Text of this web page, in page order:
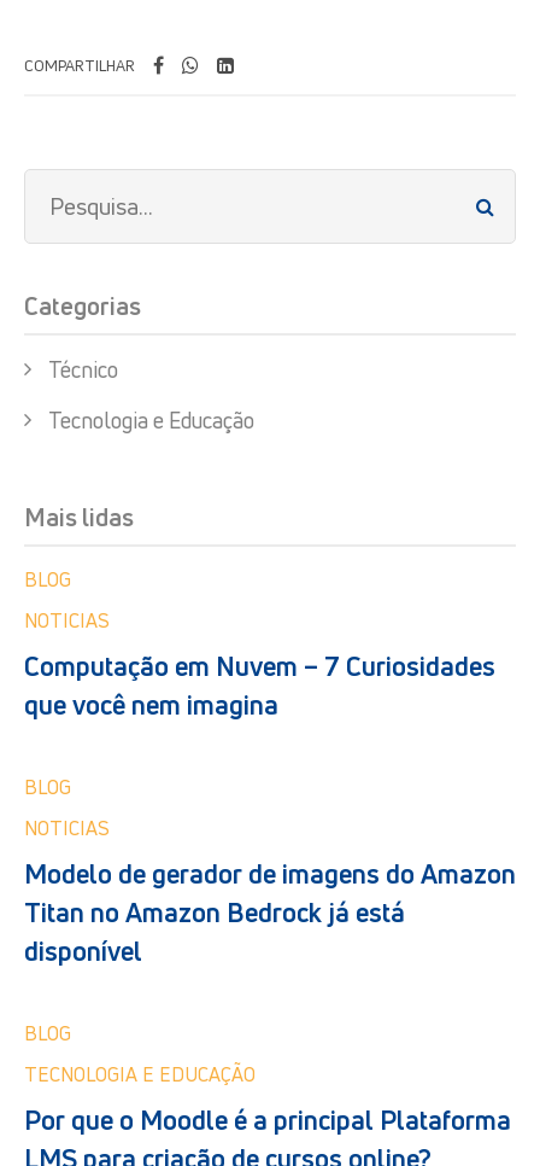
COMPARTILHAR
Categorias
Técnico
Tecnologia e Educação
Mais lidas
BLOG
NOTICIAS
Computação em Nuvem – 7 Curiosidades
que você nem imagina
BLOG
NOTICIAS
Modelo de gerador de imagens do Amazon
Titan no Amazon Bedrock já está
disponível
BLOG
TECNOLOGIA E EDUCAÇÃO
Por que o Moodle é a principal Plataforma
LMS para criação de cursos online?